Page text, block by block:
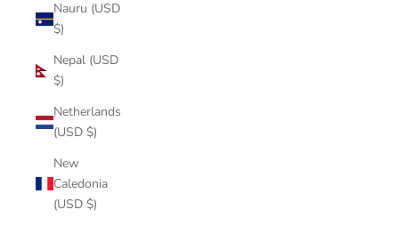
Nauru (USD
$)
Nepal (USD
$)
Netherlands
(USD $)
New
Caledonia
(USD $)